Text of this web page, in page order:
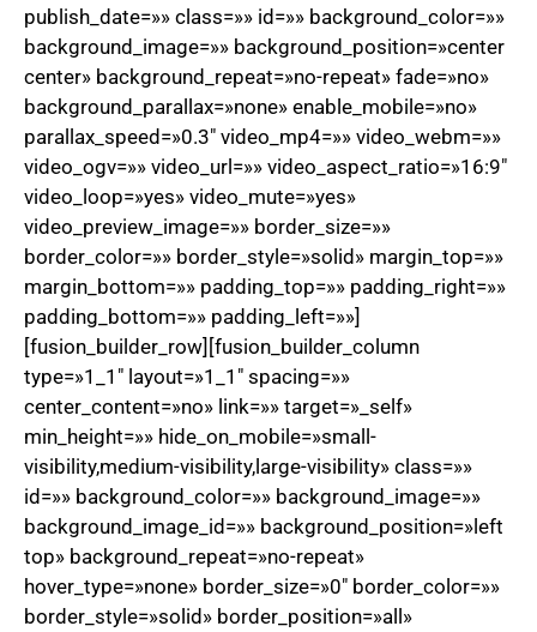
publish_date=»» class=»» id=»» background_color=»»
background_image=»» background_position=»center
center» background_repeat=»no-repeat» fade=»no»
background_parallax=»none» enable_mobile=»no»
parallax_speed=»0.3″ video_mp4=»» video_webm=»»
video_ogv=»» video_url=»» video_aspect_ratio=»16:9″
video_loop=»yes» video_mute=»yes»
video_preview_image=»» border_size=»»
border_color=»» border_style=»solid» margin_top=»»
margin_bottom=»» padding_top=»» padding_right=»»
padding_bottom=»» padding_left=»»]
[fusion_builder_row][fusion_builder_column
type=»1_1″ layout=»1_1″ spacing=»»
center_content=»no» link=»» target=»_self»
min_height=»» hide_on_mobile=»small-
visibility,medium-visibility,large-visibility» class=»»
id=»» background_color=»» background_image=»»
background_image_id=»» background_position=»left
top» background_repeat=»no-repeat»
hover_type=»none» border_size=»0″ border_color=»»
border_style=»solid» border_position=»all»